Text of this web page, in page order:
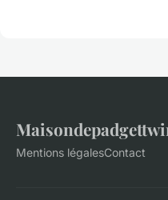
Mentions légalesContact